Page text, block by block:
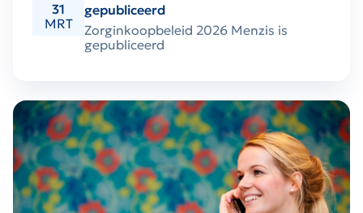
31
MRT
gepubliceerd
Zorginkoopbeleid 2026 Menzis is
gepubliceerd